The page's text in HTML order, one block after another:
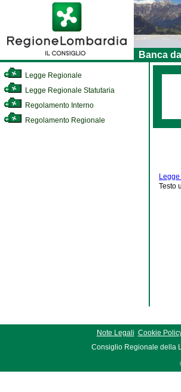
Banca
Legge Regionale
Legge Regionale Statutaria
Regolamento Interno
Regolamento Regionale
Testo
Note Legali Cookie
Consiglio Regionale della